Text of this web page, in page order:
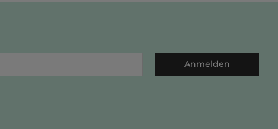
Anmelden